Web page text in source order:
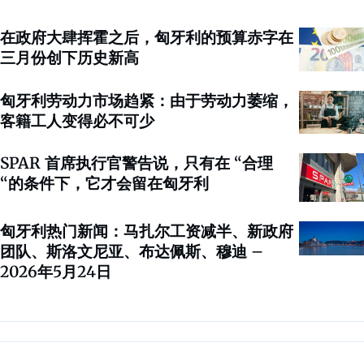
在政府大肆挥霍之后，匈牙利的预算赤字在
三月份创下历史新高
匈牙利劳动力市场趋紧：由于劳动力萎缩，
客籍工人变得必不可少
SPAR 首席执行官警告说，只有在 “合理
“的条件下，它才会留在匈牙利
匈牙利热门新闻：马扎尔工资减半、新政府
团队、斯洛文尼亚、布达佩斯、穆迪 –
2026年5月24日